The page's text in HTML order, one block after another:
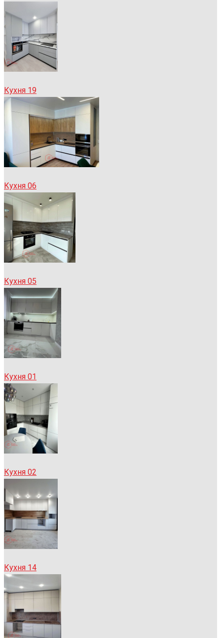
Кухня 19
Кухня 06
Кухня 05
Кухня 01
Кухня 02
Кухня 14